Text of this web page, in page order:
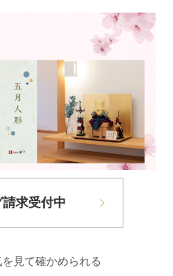
求受付中
見て確かめられる